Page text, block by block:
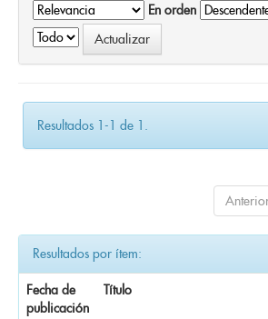
En orden
Resultados 1-1 de 1.
Resultados por ítem:
Fecha de
publicación
Título